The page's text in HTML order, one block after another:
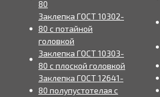
80
Заклепка ГОСТ 10302-
80 с потайной
головкой
Заклепка ГОСТ 10303-
80 с плоской головкой
Заклепка ГОСТ 12641-
80 полупустотелая с